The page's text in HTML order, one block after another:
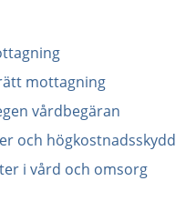
mottagning
vårdbegäran
och högkostnadsskydd
i vård och omsorg